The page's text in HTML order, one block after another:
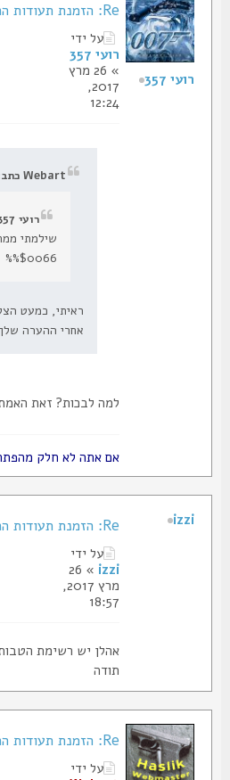
Re: הזמנת תעודות החבר של הסליק
על ידי
רועי 357
» 26 מרץ
2017,
12:24
Webart כתב:
רועי 357 כתב:
שילמתי ממתין
%%$0066
ראיתי, כמעט הצלחת
אחרי ההערה שלך (-:
למה לבכות? זאת האמת
אם אתה לא חלק
על ידי
» 26
מרץ 2017,
18:57
אהלן יש רשימת הטבות
Re: הזמנת תעודות החבר של הסליק
על ידי